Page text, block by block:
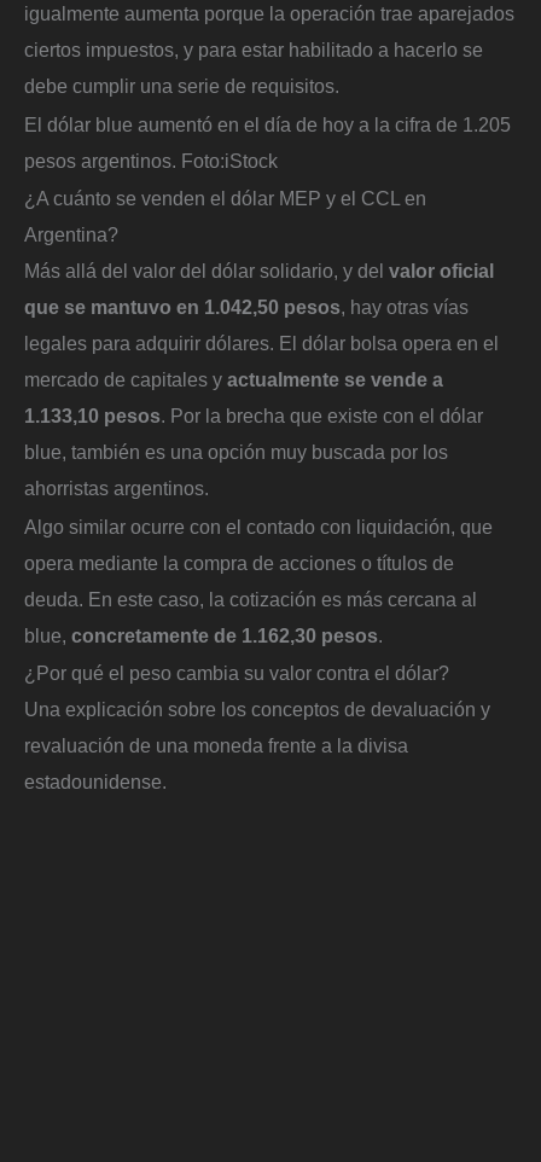
igualmente aumenta porque la operación trae aparejados
ciertos impuestos, y para estar habilitado a hacerlo se
debe cumplir una serie de requisitos.
El dólar blue aumentó en el día de hoy a la cifra de 1.205
pesos argentinos. Foto:iStock
¿A cuánto se venden el dólar MEP y el CCL en
Argentina?
Más allá del valor del dólar solidario, y del valor oficial
que se mantuvo en 1.042,50 pesos, hay otras vías
legales para adquirir dólares. El dólar bolsa opera en el
mercado de capitales y actualmente se vende a
1.133,10 pesos. Por la brecha que existe con el dólar
blue, también es una opción muy buscada por los
ahorristas argentinos.
Algo similar ocurre con el contado con liquidación, que
opera mediante la compra de acciones o títulos de
deuda. En este caso, la cotización es más cercana al
blue, concretamente de 1.162,30 pesos.
¿Por qué el peso cambia su valor contra el dólar?
Una explicación sobre los conceptos de devaluación y
revaluación de una moneda frente a la divisa
estadounidense.